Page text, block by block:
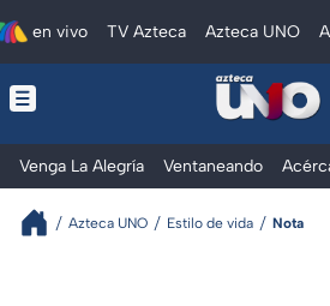
en vivo TV Azteca Azteca UNO
Venga La Alegría Ventaneando
Azteca UNO Estilo de vida Nota